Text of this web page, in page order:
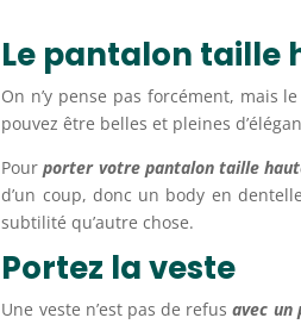
Le pantalon taille
On n’y pense pas forcément, mais
pouvez être belles et pleines
Pourporter votre pantalon taille
d’un coup, donc un body en
subtilité qu’autre chose.
Portez la veste
Une veste n’est pas de refusavec un